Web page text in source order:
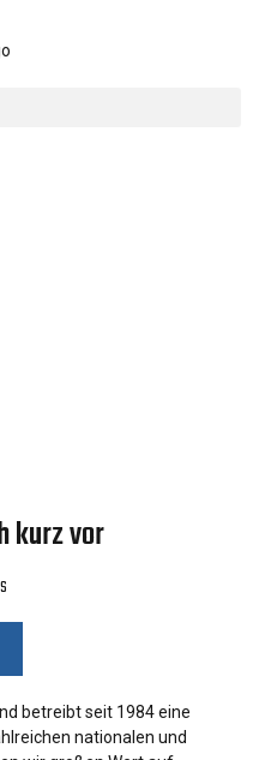
kurz vor
betreibt seit 1984 eine
nationalen und